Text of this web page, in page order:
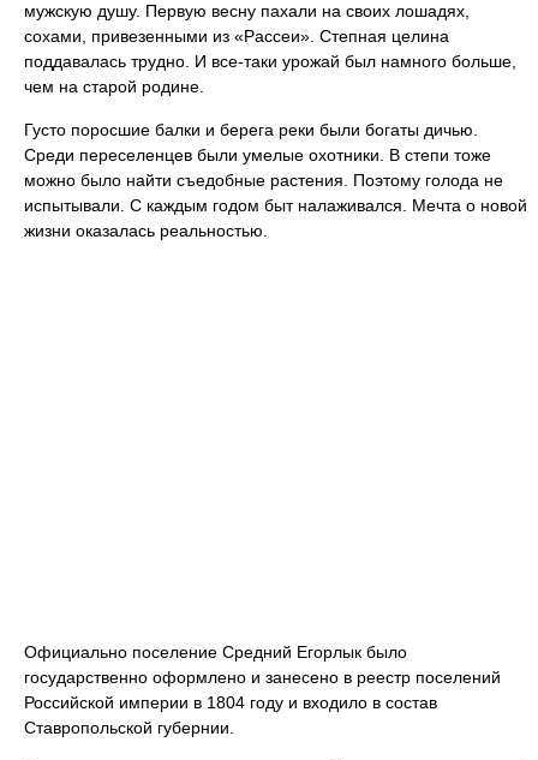
мужскую душу. Первую весну пахали на своих лошадях,
сохами, привезенными из «Рассеи». Степная целина
поддавалась трудно. И все-таки урожай был намного больше,
чем на старой родине.
Густо поросшие балки и берега реки были богаты дичью.
Среди переселенцев были умелые охотники. В степи тоже
можно было найти съедобные растения. Поэтому голода не
испытывали. С каждым годом быт налаживался. Мечта о новой
жизни оказалась реальностью.
Официально поселение Средний Егорлык было
государственно оформлено и занесено в реестр поселений
Российской империи в 1804 году и входило в состав
Ставропольской губернии.